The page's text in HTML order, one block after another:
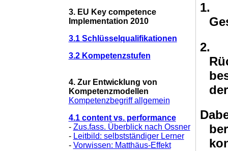
3. EU Key competence
Implementation 2010
3.1 Schlüsselqualifikationen
3.2 Kompetenzstufen
4. Zur Entwicklung von
Kompetenzmodellen
Kompetenzbegriff allgemein
4.1 content vs. performance
- Zus.fass. Überblick nach Ossner
- Leitbild: selbstständiger Lerner
- Vorwissen: Matthäus-Effekt
1.
2.